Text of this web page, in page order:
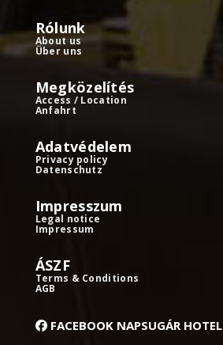
Rólunk
About us
Über uns
Megközelítés
Access / Location
Anfahrt
Adatvédelem
Privacy policy
Datenschutz
Impresszum
Legal notice
Impressum
ÁSZF
Terms & Conditions
AGB
FACEBOOK NAPSUGÁR HOTEL